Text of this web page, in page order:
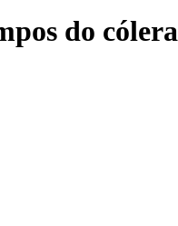
do cólera